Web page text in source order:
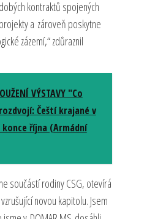
kontraktů spojených
a zároveň poskytne
zázemí,“ zdůraznil
VÝSTAVY "Co
Čeští krajané v
konce října (Armádní
součástí rodiny CSG, otevírá
novou kapitolu. Jsem